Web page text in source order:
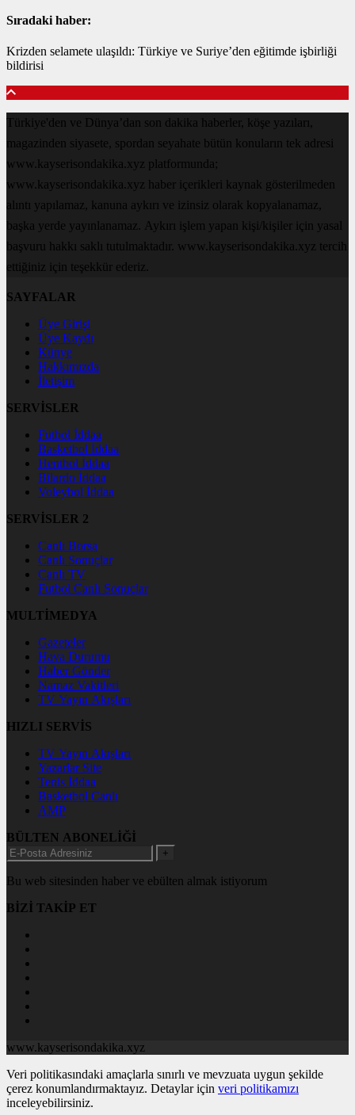
Sıradaki haber:
Krizden selamete ulaşıldı: Türkiye ve Suriye’den eğitimde işbirliği
bildirisi
Türkiye'den ve Dünya’dan son dakika haberler, köşe yazıları,
magazinden siyasete, spordan seyahate bütün konuların tek adresi
www.kayserisondakika.xyz platformunda;
www.kayserisondakika.xyz haber içerikleri kaynak gösterilmeden
alıntı yapılamaz, kanuna aykırı ve izinsiz olarak kopyalanamaz,
başka yerde yayınlanamaz. Aykırı işlem yapan kişi/kişiler için yasal
başvuru hakkı saklı tutulmaktadır. www.kayserisondakika.xyz tercih
ettiğiniz için teşekkür ederiz.
SAYFALAR
Üye Girişi
Üye Kaydı
Künye
Hakkımızda
İletişim
SERVİSLER
Futbol İddaa
Basketbol İddaa
Hentbol İddaa
Bilardo İddaa
Voleybol İddaa
SERVİSLER 2
Canlı Borsa
Canlı Sonuçlar
Canlı TV
Futbol Canlı Sonuçlar
MULTİMEDYA
Gazeteler
Hava Durumu
Haber Gönder
Namaz Vakitleri
TV Yayın Akışları
HIZLI SERVİS
TV Yayın Akışları
Yazarlar Site
Tenis İddaa
Basketbol Canlı
AMP
BÜLTEN ABONELİĞİ
+
Bu web sitesinden haber ve ebülten almak istiyorum
BİZİ TAKİP ET
www.kayserisondakika.xyz
Veri politikasındaki amaçlarla sınırlı ve mevzuata uygun şekilde
çerez konumlandırmaktayız. Detaylar için veri politikamızı
inceleyebilirsiniz.